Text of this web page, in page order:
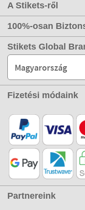
A Stikets-ről
100%-osan
Stikets Global
Magyarország
Fizetési módaink
Partnereink